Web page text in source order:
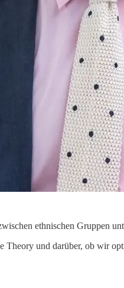
ethnischen Gruppen
Theory und darüber, ob wir